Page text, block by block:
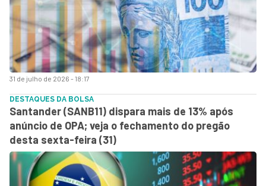
31 de julho de 2026 - 18:17
DESTAQUES DA BOLSA
Santander (SANB11) dispara mais de 13% após
anúncio de OPA; veja o fechamento do pregão
desta sexta-feira (31)